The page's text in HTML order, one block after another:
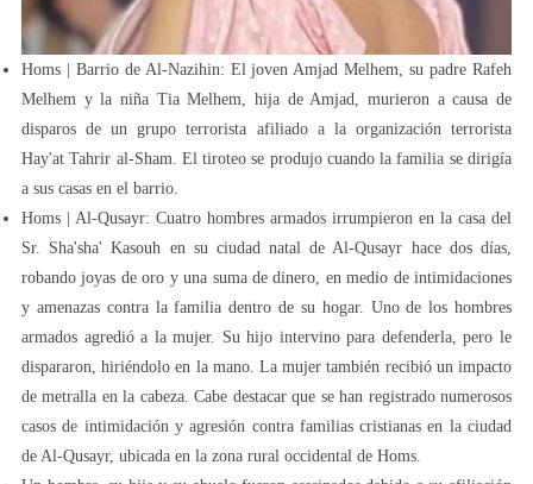
Homs | Barrio de Al-Nazihin: El joven Amjad Melhem, su padre Rafeh
Melhem y la niña Tia Melhem, hija de Amjad, murieron a causa de
disparos de un grupo terrorista afiliado a la organización terrorista
Hay'at Tahrir al-Sham. El tiroteo se produjo cuando la familia se dirigía
a sus casas en el barrio.
Homs | Al-Qusayr: Cuatro hombres armados irrumpieron en la casa del
Sr. Sha'sha' Kasouh en su ciudad natal de Al-Qusayr hace dos días,
robando joyas de oro y una suma de dinero, en medio de intimidaciones
y amenazas contra la familia dentro de su hogar. Uno de los hombres
armados agredió a la mujer. Su hijo intervino para defenderla, pero le
dispararon, hiriéndolo en la mano. La mujer también recibió un impacto
de metralla en la cabeza. Cabe destacar que se han registrado numerosos
casos de intimidación y agresión contra familias cristianas en la ciudad
de Al-Qusayr, ubicada en la zona rural occidental de Homs.